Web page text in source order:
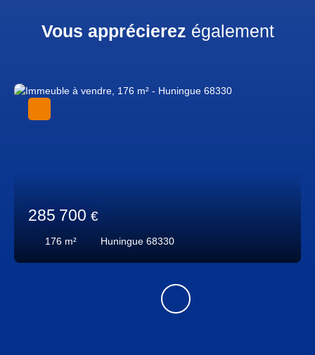
Vous apprécierez également
285 700 €
176 m² Huningue 68330